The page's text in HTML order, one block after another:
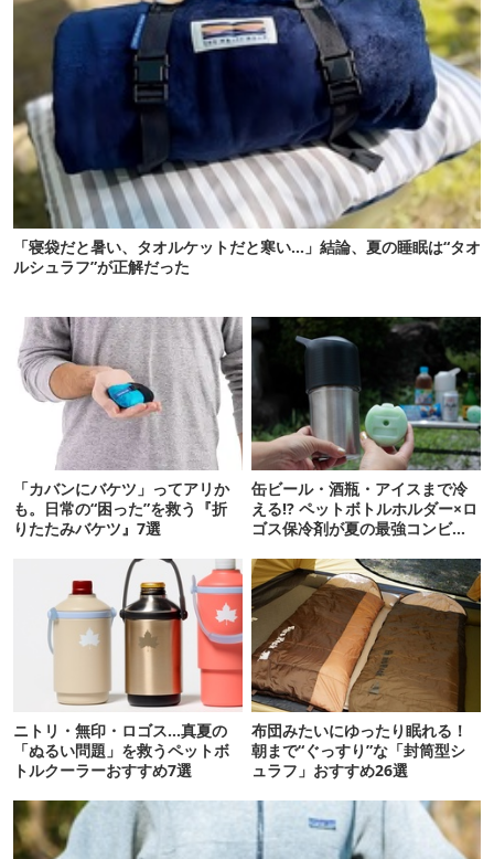
「寝袋だと暑い、タオルケットだと寒い…」結論、夏の睡眠は“タオ
ルシュラフ”が正解だった
「カバンにバケツ」ってアリか
も。日常の“困った”を救う『折
りたたみバケツ』7選
缶ビール・酒瓶・アイスまで冷
える!? ペットボトルホルダー×ロ
ゴス保冷剤が夏の最強コンビだ
ニトリ・無印・ロゴス…真夏の
「ぬるい問題」を救うペットボ
トルクーラーおすすめ7選
布団みたいにゆったり眠れる！
朝まで“ぐっすり”な「封筒型シ
ュラフ」おすすめ26選